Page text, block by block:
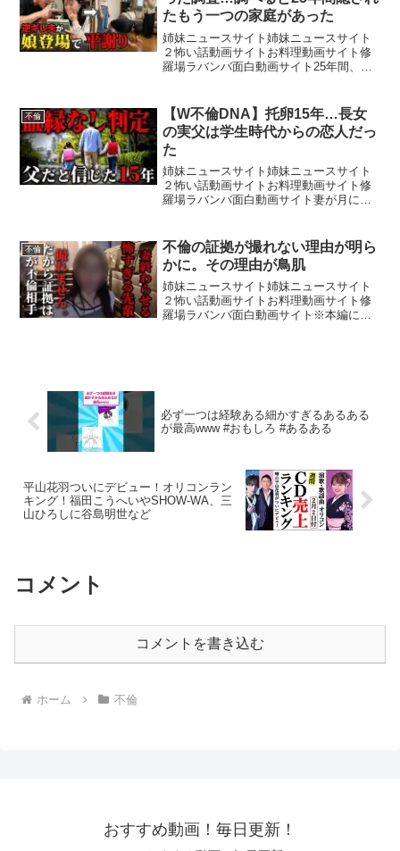
たもう一つの家庭があった
姉妹ニュースサイト姉妹ニュースサイト
２怖い話動画サイトお料理動画サイト修
羅場ラバンバ面白動画サイト25年間、一
から始まった調査で判明したのは、不倫
ではなく「もう一つの家庭...
不倫
【W不倫DNA】托卵15年…長女
の実父は学生時代からの恋人だっ
た
姉妹ニュースサイト姉妹ニュースサイト
２怖い話動画サイトお料理動画サイト修
羅場ラバンバ面白動画サイト妻が月に一
なかった家族の秘密が、ついに明らかに
なります。#不倫 #不倫...
不倫
不倫の証拠が撮れない理由が明ら
かに。その理由が鳥肌
姉妹ニュースサイト姉妹ニュースサイト
２怖い話動画サイトお料理動画サイト修
羅場ラバンバ面白動画サイト※本編に関
必ず一つは経験ある細かすぎるあるある
が最高www #おもしろ #あるある
平山花羽ついにデビュー！オリコンラン
キング！福田こうへいやSHOW-WA、三
山ひろしに谷島明世など
コメント
コメントを書き込む
ホーム 不倫
おすすめ動画！毎日更新！